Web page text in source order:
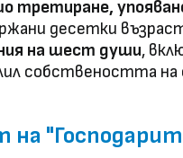
третиране,
десетки
на шест души,
собствеността на